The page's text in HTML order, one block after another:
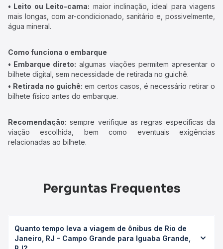
• Leito ou Leito-cama: maior inclinação, ideal para viagens
mais longas, com ar-condicionado, sanitário e, possivelmente,
água mineral.
Como funciona o embarque
• Embarque direto: algumas viações permitem apresentar o
bilhete digital, sem necessidade de retirada no guichê.
• Retirada no guichê: em certos casos, é necessário retirar o
bilhete físico antes do embarque.
Recomendação: sempre verifique as regras específicas da
viação escolhida, bem como eventuais exigências
relacionadas ao bilhete.
Perguntas Frequentes
Quanto tempo leva a viagem de ônibus de Rio de
Janeiro, RJ - Campo Grande para Iguaba Grande,